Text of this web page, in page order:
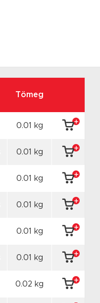
Tömeg
0.01 kg
0.01 kg
0.01 kg
0.01 kg
0.01 kg
0.01 kg
0.02 kg